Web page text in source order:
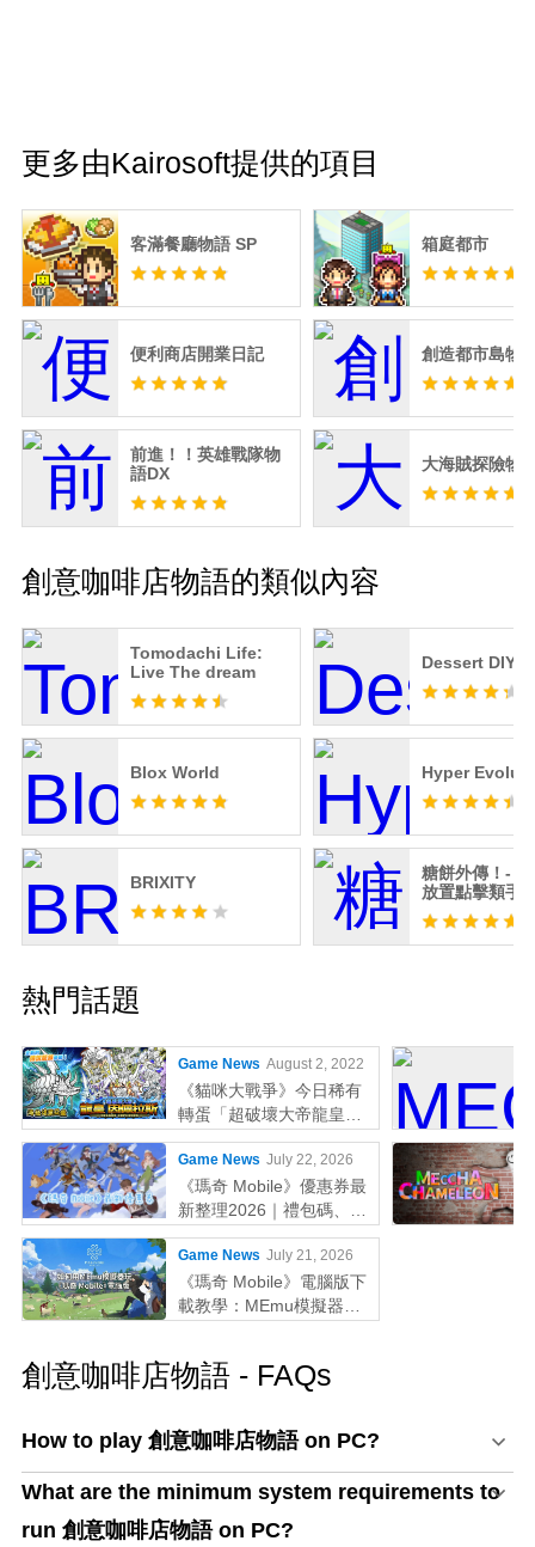
更多由Kairosoft提供的項目
客滿餐廳物語 SP 箱庭都市
便利商店開業日記 創造都市島物
前進！！英雄戰隊物
語DX
大海賊探險物
創意咖啡店物語的類似內容
Tomodachi Life:
Live The dream
Dessert DIY
Blox World Hyper
BRIXITY
糖餅外傳！-
放置點擊類手
熱門話題
Game News August 2, 2022
《貓咪大戰爭》今日稀有
轉蛋「超破壞大帝龍皇因
佩拉斯」系列新角色登場
Game News July 22, 2026
《瑪奇 Mobile》優惠券最
新整理2026｜禮包碼、序
號輸入教學一次看
Game News July 21, 2026
《瑪奇 Mobile》電腦版下
載教學：MEmu模擬器鍵
創意咖啡店物語 - FAQs
How to play 創意咖啡店物語 on PC?
What are the minimum system requirements to
run 創意咖啡店物語 on PC?